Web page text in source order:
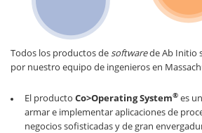
Todos los productos de softwarede Ab Initio
por nuestro equipo de ingenieros en
El producto Co>Operating System® es
armar e implementar aplicaciones de
negocios sofisticadas y de gran